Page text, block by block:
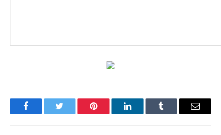
FacebookTwitter Pinterest LinkedInTumblr Имэйл